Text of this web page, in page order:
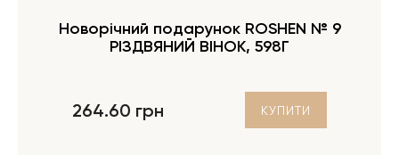
Новорічний подарунок ROSHEN № 9
РІЗДВЯНИЙ ВІНОК, 598Г
264.60 грн КУПИТИ